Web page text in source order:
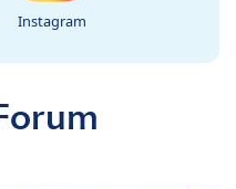
Instagram